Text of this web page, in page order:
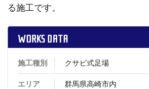
る施工です。
WORKS DATA
施工種別 クサビ式足場
エリア 群馬県高崎市内